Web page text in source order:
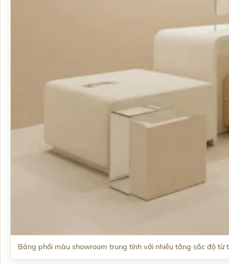
Bảng phối màu showroom trung tính với nhiều tầng sắc độ từ